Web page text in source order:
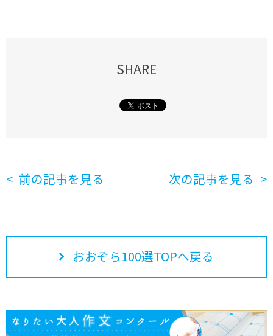
SHARE
前の記事を見る 次の記事を見る
おおぞら100選TOPへ戻る